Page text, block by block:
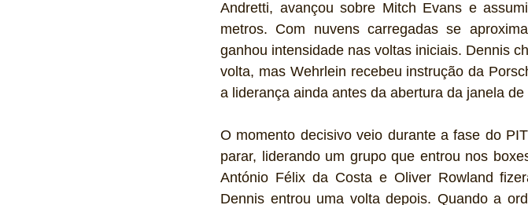
Andretti, avançou sobre Mitch Evans e
metros. Com nuvens carregadas se
ganhou intensidade nas voltas iniciais. Dennis
volta, mas Wehrlein recebeu instrução da
a liderança ainda antes da abertura da janela de
O momento decisivo veio durante a fase do
parar, liderando um grupo que entrou nos
António Félix da Costa e Oliver Rowland
Dennis entrou uma volta depois. Quando a